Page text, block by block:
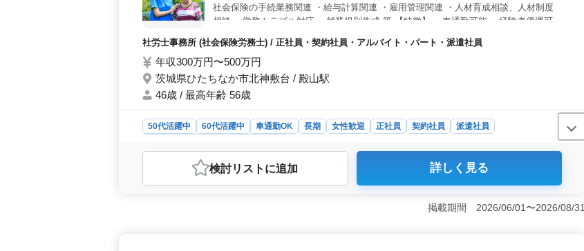
社会保険の手続業務関連 ・給与計算関連 ・雇用管理関連 ・人材育成相談、人材制度
相談 ・労務トラブル対応 ・就業規則作成 等 【特徴】 ・車通勤可能 ・経験者優遇可能
・週休2日制 社会保険完備の充実した企業です★ 皆様のご応募お待ちしています★☆
社労士事務所 (社会保険労務士) / 正社員・契約社員・アルバイト・パート・派遣社員
年収300万円〜500万円
茨城県ひたちなか市北神敷台 / 殿山駅
46歳 / 最高年齢 56歳
50代活躍中 60代活躍中 車通勤OK 長期 女性歓迎 正社員 契約社員
派遣社員
おすすめポイント
＜地元での安定勤務＞ 茨城県ひたちなか市北神敷台の殿山駅周辺で、社労士スタッフの長期雇
域への貢献を重視し、安定感のある職場でのお仕事です。 ＜経験者歓迎＞ 経験者を優遇し
検討リスト に追加 詳しく見る
掲載期間 2026/06/01〜2026/08/31